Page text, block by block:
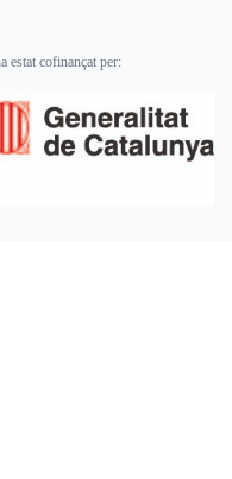
estat cofinançat per: